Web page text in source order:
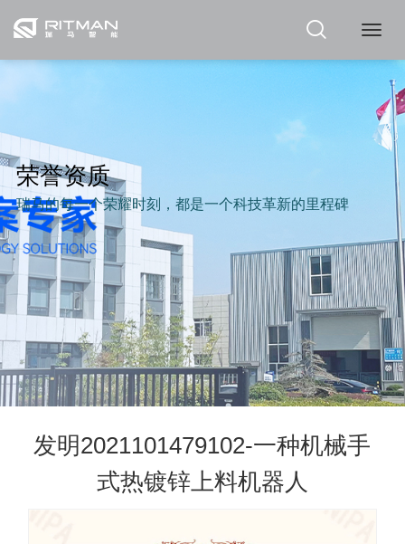
瑞
荣誉资质
瑞马的每一个荣耀时刻，都是一个科技革新的里程碑
发明2021101479102-一种机械手
式热镀锌上料机器人